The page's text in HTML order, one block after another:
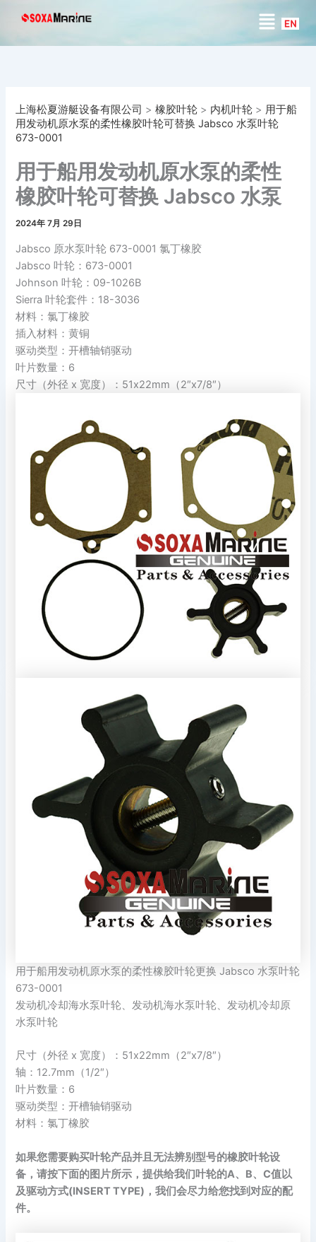
菜
单
上海松夏游艇设备有限公司 >橡胶叶轮 > 内机叶轮 > 用于船
用发动机原水泵的柔性橡胶叶轮可替换 Jabsco 水泵叶轮
673-0001
用于船用发动机原水泵的柔性
橡胶叶轮可替换 Jabsco 水泵
叶轮 673-0001
2024年 7月 29日
Jabsco 原水泵叶轮 673-0001 氯丁橡胶
Jabsco 叶轮：673-0001
Johnson 叶轮：09-1026B
Sierra 叶轮套件：18-3036
材料：氯丁橡胶
插入材料：黄铜
驱动类型：开槽轴销驱动
叶片数量：6
尺寸（外径 x 宽度）：51x22mm（2″x7/8″）
用于船用发动机原水泵的柔性橡胶叶轮更换 Jabsco 水泵叶轮
673-0001
发动机冷却海水泵叶轮、发动机海水泵叶轮、发动机冷却原
水泵叶轮
尺寸（外径 x 宽度）：51x22mm（2″x7/8″）
轴：12.7mm（1/2″）
叶片数量：6
驱动类型：开槽轴销驱动
材料：氯丁橡胶
如果您需要购买叶轮产品并且无法辨别型号的橡胶叶轮设
备，请按下面的图片所示，提供给我们叶轮的A、B、C值以
及驱动方式(INSERT TYPE)，我们会尽力给您找到对应的配
件。
索